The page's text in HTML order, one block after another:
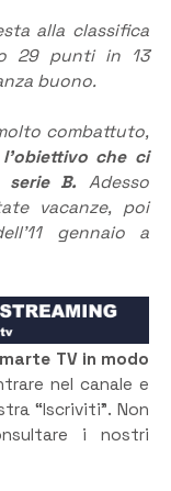
alla classifica
29 punti in 13
buono.
combattuto,
l’obiettivo che ci
B. Adesso
vacanze, poi
gennaio a
TV in modo
nel canale e
“Iscriviti”. Non
i nostri